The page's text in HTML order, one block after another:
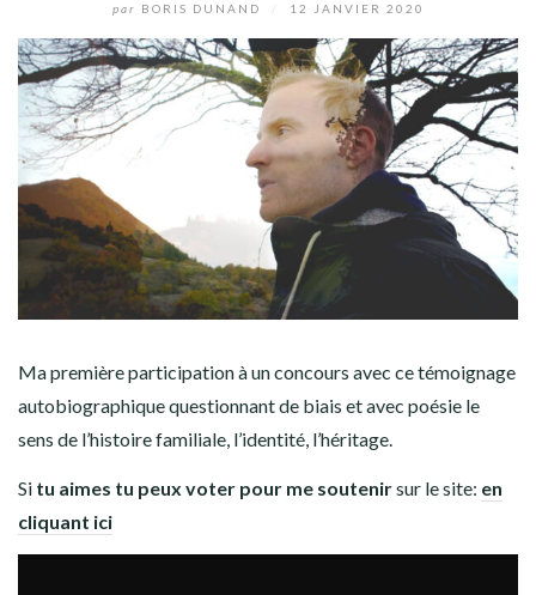
par BORIS DUNAND 12 JANVIER 2020
Ma première participation à un concours avec ce témoignage
autobiographique questionnant de biais et avec poésie le
sens de l’histoire familiale, l’identité, l’héritage.
Si tu aimes tu peux voter pour me soutenirsur le site: en
cliquant ici
JOURNAL DE BORD
YoutubePatreonBluesky